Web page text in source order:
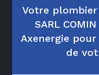
Votre
SARL
Axenergie
de